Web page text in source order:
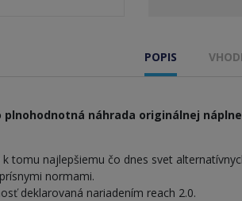
POPIS
náhrada originálnej
tomu najlepšiemu čo dnes svet
normami.
deklarovaná nariadením reach 2.0.